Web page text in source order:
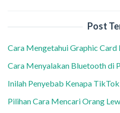
Post
Cara Mengetahui Graphic
Cara Menyalakan Bluetooth di
Inilah Penyebab Kenapa
Pilihan Cara Mencari Orang